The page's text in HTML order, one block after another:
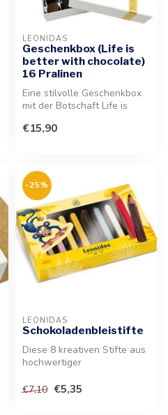
LEONIDAS
Geschenkbox (Life is
better with chocolate)
16 Pralinen
Eine stilvolle Geschenkbox
mit der Botschaft Life is
€15,90
-25%
LEONIDAS
Schokoladenbleistifte
Diese 8 kreativen Stifte aus
hochwertiger
Überzug sin...
€7,10 €5,35